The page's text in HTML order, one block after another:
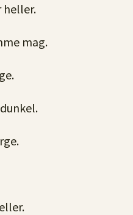
heller.
mag.